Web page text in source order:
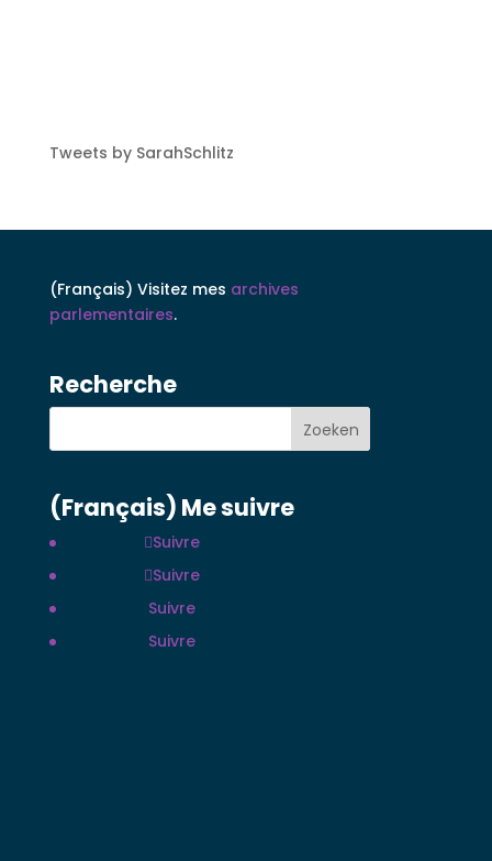
Tweets by SarahSchlitz
(Français) Visitez mes archives
parlementaires.
Recherche
(Français) Me suivre
Suivre
Suivre
Suivre
Suivre